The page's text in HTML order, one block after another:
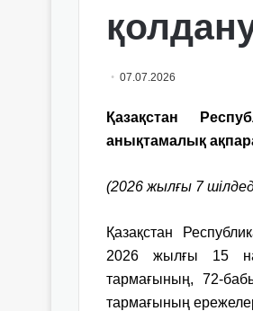
қолдану
07.07.2026
Қазақстан
анықтамалық
(2026 жылғы 7
Қазақстан
2026 жылғы 15
тармағының, 72-
тармағының